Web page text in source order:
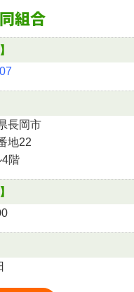
長岡市
地22
階